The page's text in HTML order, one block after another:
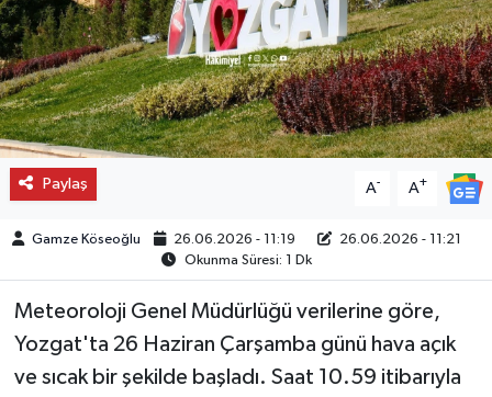
Paylaş A- A+
Gamze Köseoğlu 26.06.2026 - 11:19
26.06.2026 - 11:21
Okunma Süresi: 1 Dk
Meteoroloji Genel Müdürlüğü verilerine göre,
Yozgat'ta 26 Haziran Çarşamba günü hava açık
ve sıcak bir şekilde başladı. Saat 10.59 itibarıyla